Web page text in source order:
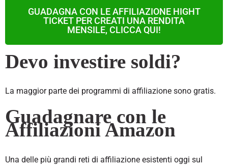
GUADAGNA CON LE AFFILIAZIONE HIGHT
TICKET PER CREATI UNA RENDITA
MENSILE, CLICCA QUI!
Devo investire soldi?
La maggior parte dei programmi di affiliazione sono gratis.
Guadagnare con le
Affiliazioni Amazon
Una delle più grandi reti di affiliazione esistenti oggi sul